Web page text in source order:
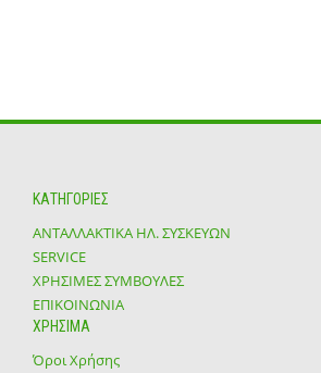
ΚΑΤΗΓΟΡΙΕΣ
ΑΝΤΑΛΛΑΚΤΙΚΑ ΗΛ. ΣΥΣΚΕΥΩΝ
SERVICE
ΧΡΗΣΙΜΕΣ ΣΥΜΒΟΥΛΕΣ
ΕΠΙΚΟΙΝΩΝΙΑ
ΧΡΗΣΙΜΑ
Όροι Χρήσης